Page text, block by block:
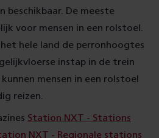
beschikbaar. De meeste
voor mensen in een rolstoel.
hele land de perronhoogtes
instap in de trein
mensen in een rolstoel
reizen.
Station NXT - Stations
NXT - Regionale stations